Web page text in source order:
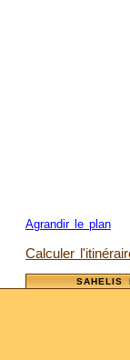
Agrandir le plan
Calculer